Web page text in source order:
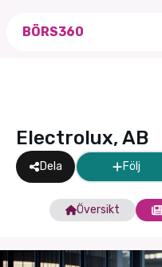
BÖRS360
Electrolux, AB
Dela Följ
Översikt